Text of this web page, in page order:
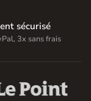
sécurisé
3x sans frais